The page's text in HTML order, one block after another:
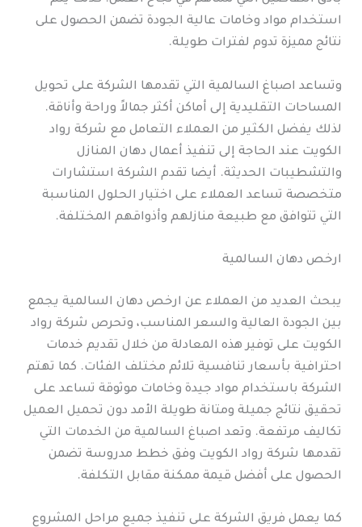
استخدام مواد وخامات عالية الجودة تضمن الحصول على
نتائج مميزة تدوم لفترات طويلة.
وتساعد اصباغ السالمية التي تقدمها الشركة على تحويل
المساحات التقليدية إلى أماكن أكثر جمالاً وراحة وأناقة.
لذلك يفضل الكثير من العملاء التعامل مع شركة رواد
الكويت عند الحاجة إلى تنفيذ أعمال دهان المنازل
والتشطيبات الحديثة. أيضا تقدم الشركة استشارات
متخصصة تساعد العملاء على اختيار الحلول المناسبة
التي تتوافق مع طبيعة منازلهم وأذواقهم المختلفة.
ارخص دهان السالمية
يبحث العديد من العملاء عن ارخص دهان السالمية يجمع
بين الجودة العالية والسعر المناسب، وتحرص شركة رواد
الكويت على توفير هذه المعادلة من خلال تقديم خدمات
احترافية بأسعار تنافسية تلائم مختلف الفئات. كما تهتم
الشركة باستخدام مواد جيدة وخامات موثوقة تساعد على
تحقيق نتائج جميلة ومتانة طويلة الأمد دون تحميل العميل
تكاليف مرتفعة. وتعد اصباغ السالمية من الخدمات التي
تقدمها شركة رواد الكويت وفق خطط مدروسة تضمن
الحصول على أفضل قيمة ممكنة مقابل التكلفة.
كما يعمل فريق الشركة على تنفيذ جميع مراحل المشروع